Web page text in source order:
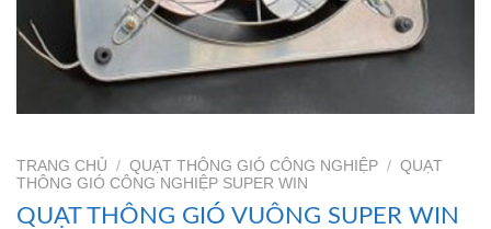
TRANG CHỦ / QUẠT THÔNG GIÓ CÔNG NGHIỆP / QUẠT
THÔNG GIÓ CÔNG NGHIỆP SUPER WIN
QUẠT THÔNG GIÓ VUÔNG SUPER WIN